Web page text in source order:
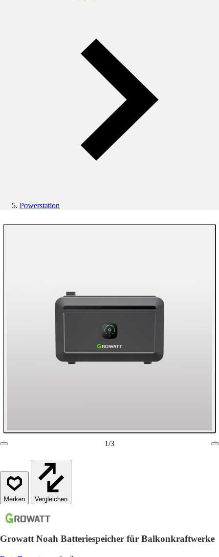
Powerstation
1/3
Vergleichen
Growatt Noah Batteriespeicher für Balkonkraftwerke